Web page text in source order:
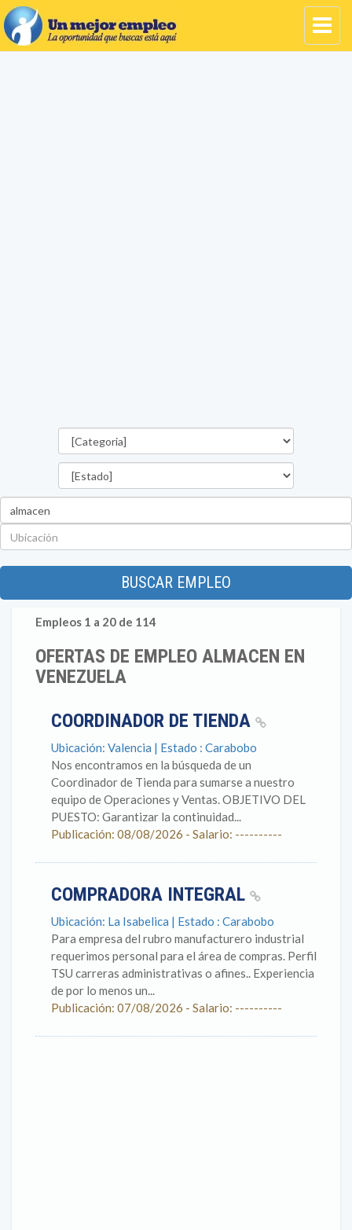
BUSCAR EMPLEO
Empleos 1 a 20 de 114
OFERTAS DE EMPLEO ALMACEN EN
VENEZUELA
COORDINADOR DE TIENDA
Ubicación: Valencia | Estado : Carabobo
Nos encontramos en la búsqueda de un
Coordinador de Tienda para sumarse a nuestro
equipo de Operaciones y Ventas. OBJETIVO DEL
PUESTO: Garantizar la continuidad...
Publicación: 08/08/2026 - Salario: ----------
COMPRADORA INTEGRAL
Ubicación: La Isabelica | Estado : Carabobo
Para empresa del rubro manufacturero industrial
requerimos personal para el área de compras. Perfil
TSU carreras administrativas o afines.. Experiencia
de por lo menos un...
Publicación: 07/08/2026 - Salario: ----------